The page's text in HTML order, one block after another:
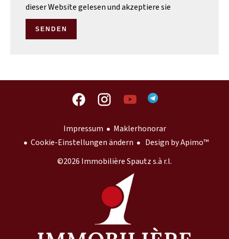
dieser Website gelesen und akzeptiere sie
SENDEN
Impressum
Maklerhonorar
Cookie-Einstellungen ändern
Design byApimo™
©2026 Immobilière Spautz s.à r.l.